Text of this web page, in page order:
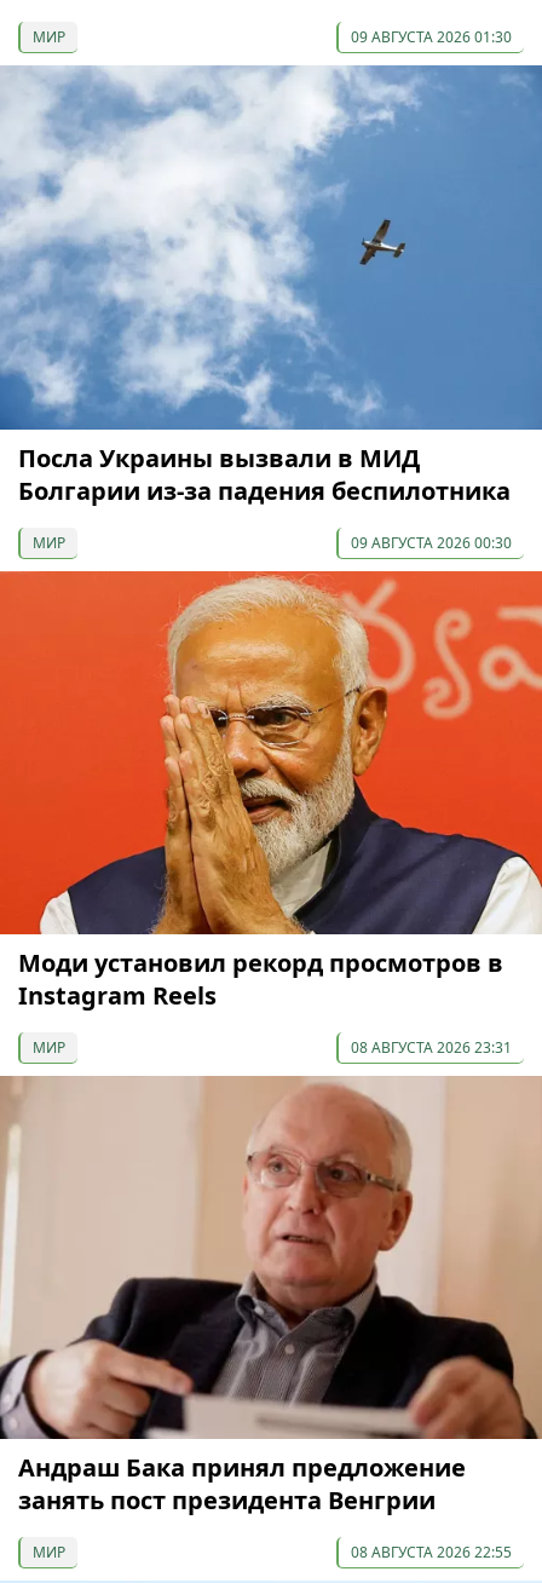
МИР 09 АВГУСТА 2026 01:30
Посла Украины вызвали в МИД
Болгарии из-за падения беспилотника
МИР 09 АВГУСТА 2026 00:30
Моди установил рекорд просмотров в
Instagram Reels
МИР 08 АВГУСТА 2026 23:31
Андраш Бака принял предложение
занять пост президента Венгрии
МИР 08 АВГУСТА 2026 22:55